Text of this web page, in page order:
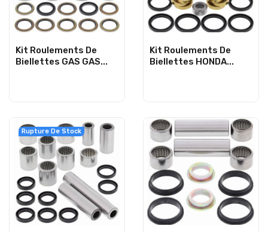
Kit Roulements De
Biellettes GAS GAS...
Kit Roulements De
Biellettes HONDA...
Rupture De Stock